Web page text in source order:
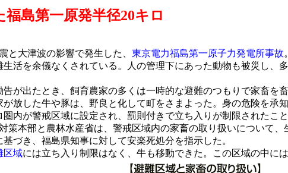
島第一原発半径20キロ
と大津波の影響で発生した、 東京電力福島第一原子力発電所事故
活を余儀なくされている。人の管理下にあった動物も被災し
が出たとき、飼育農家の多くは一時的な避難のつもりで家畜を
放した牛や豚は、野良と化して町をさまよった。身の危険を
内が警戒区域に設定され、罰則付きで立ち入りが制限されたこ
策本部と農林水産省は、警戒区域内の家畜の取り扱いについて
基づき、福島県知事に対して安楽死処分を指示した。
区域には立ち入り制限はなく、牛も移動できた。この区域の中に